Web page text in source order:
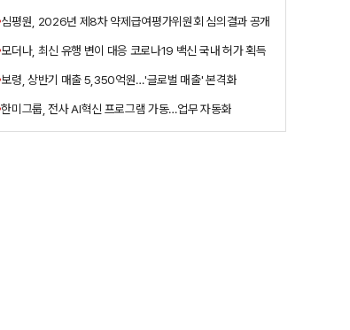
심평원, 2026년 제8차 약제급여평가위원회 심의결과 공개
모더나, 최신 유행 변이 대응 코로나19 백신 국내 허가 획득
보령, 상반기 매출 5,350억원…'글로벌 매출' 본격화
한미그룹, 전사 AI혁신 프로그램 가동…업무 자동화